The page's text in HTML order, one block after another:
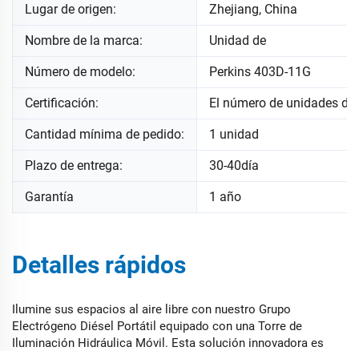
Lugar de origen: Zhejiang, China
Nombre de la marca: Unidad de
Número de modelo: Perkins 403D-11G
Certificación: El número de unidades
Cantidad mínima de pedido: 1 unidad
Plazo de entrega: 30-40día
Garantía 1 año
Detalles rápidos
Ilumine sus espacios al aire libre con nuestro Grupo
Electrógeno Diésel Portátil equipado con una Torre de
Iluminación Hidráulica Móvil. Esta solución innovadora es